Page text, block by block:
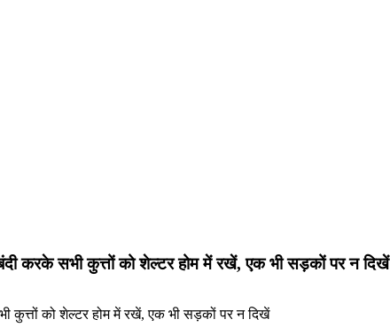
करके सभी कुत्तों को शेल्टर होम में रखें, एक भी सड़कों पर न दिखें